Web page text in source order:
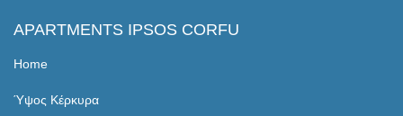
APARTMENTS IPSOS CORFU
Home
Ύψος Κέρκυρα